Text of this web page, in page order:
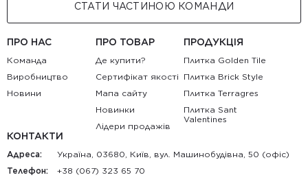
СТАТИ ЧАСТИНОЮ КОМАНДИ
ПРО НАС
Команда
Виробництво
Новини
ПРО ТОВАР
Де купити?
Сертифікат якості
Мапа сайту
Новинки
Лідери продажів
ПРОДУКЦІЯ
Плитка Golden Tile
Плитка Brick Style
Плитка Terragres
Плитка Sant
Valentines
КОНТАКТИ
Адреса:
Україна, 03680, Київ, вул. Машинобудівна, 50 (офіс)
Телефон:
+38 (067) 323 65 70